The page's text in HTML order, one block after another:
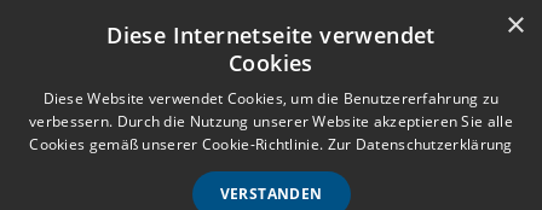
Anmelden Registrieren
e
n
ü
Wir lassen nur die Hand los,
×
Diese Internetseite verwendet
Cookies
Diese Website verwendet Cookies, um die Benutzererfahrung zu
verbessern. Durch die Nutzung unserer Website akzeptieren Sie alle
Cookies gemäß unserer Cookie-Richtlinie. Zur Datenschutzerklärung
VERSTANDEN